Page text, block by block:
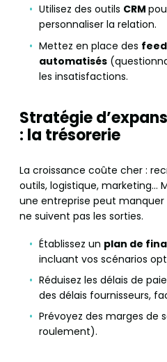
Utilisez des outils CRM
personnaliser la relation.
Mettez en place des
automatisés
les insatisfactions.
Stratégie
: la trésorerie
La croissance coûte cher :
outils, logistique, marketing…
une entreprise peut manquer
ne suivent pas les sorties.
Établissez un plan de
incluant vos scénarios
Réduisez les délais de
des délais fournisseurs,
Prévoyez des marges de
roulement).